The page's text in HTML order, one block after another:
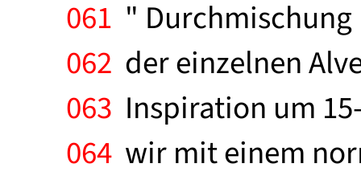
061 "
062 der einzelnen
063 Inspiration um
064 wir mit einem